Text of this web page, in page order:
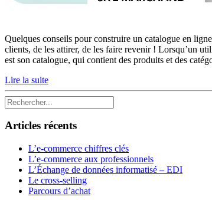
Quelques conseils pour construire un catalogue en
clients, de les attirer, de les faire revenir ! Lorsqu’un
est son catalogue, qui contient des produits et des
Lire la suite
Articles récents
L’e-commerce chiffres clés
L’e-commerce aux professionnels
L’Échange de données informatisé – EDI
Le cross-selling
Parcours d’achat